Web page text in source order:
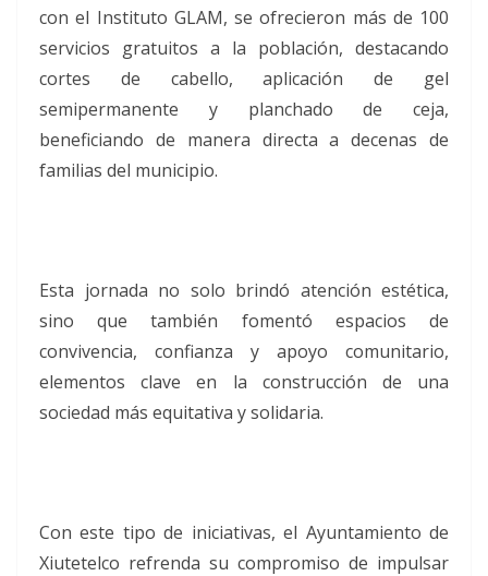
con el Instituto GLAM, se ofrecieron más de 100
servicios gratuitos a la población, destacando
cortes de cabello, aplicación de gel
semipermanente y planchado de ceja,
beneficiando de manera directa a decenas de
familias del municipio.
Esta jornada no solo brindó atención estética,
sino que también fomentó espacios de
convivencia, confianza y apoyo comunitario,
elementos clave en la construcción de una
sociedad más equitativa y solidaria.
Con este tipo de iniciativas, el Ayuntamiento de
Xiutetelco refrenda su compromiso de impulsar